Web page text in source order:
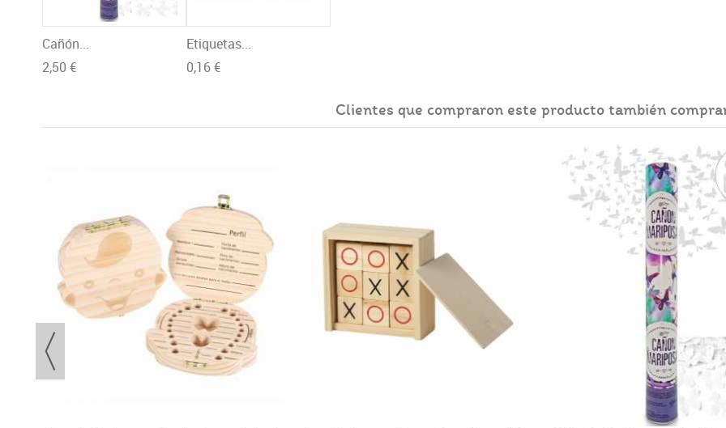
Cañón...
2,50 €
Etiquetas...
0,16 €
Clientes que compraron este producto también